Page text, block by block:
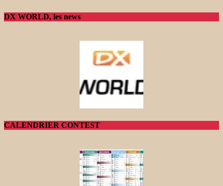
DX WORLD, les news
CALENDRIER CONTEST